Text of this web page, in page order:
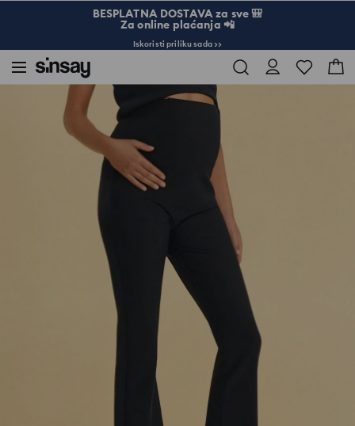
BESPLATNA DOSTAVA za sve 🎒
Za online plaćanja 📲
Iskoristi priliku sada >>
Žena LADIES` TROUSERS